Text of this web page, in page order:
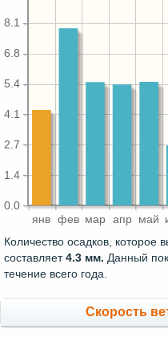
янв фев мар апр май
0.0
1.4
2.7
4.1
5.4
6.8
8.1
Количество осадков, которое
составляет4.3 мм. Данный
течение всего года.
Скорость